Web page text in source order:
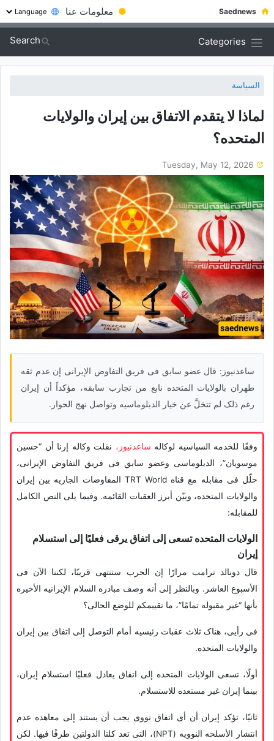
Saednews
● معلومات عنا
Categories
Search
السياسة
لماذا لا یتقدم الاتفاق بین إیران والولایات
المتحده؟
ساعدنیوز: قال عضو سابق فی فریق التفاوض الإیرانی إن عدم ثقه
طهران بالولایات المتحده نابع من تجارب سابقه، مؤکداً أن إیران
رغم ذلک لم تتخلَّ عن خیار الدبلوماسیه وتواصل نهج الحوار.
وفقًا للخدمه السیاسیه لوکاله ساعدنیوز، نقلت وکاله إرنا أن “حسین
موسویان”، الدبلوماسی وعضو سابق فی فریق التفاوض الإیرانی،
حلّل فی مقابله مع قناه TRT World المفاوضات الجاریه بین إیران
والولایات المتحده، وبیّن أبرز العقبات القائمه. وفیما یلی النص الکامل
للمقابله:
الولایات المتحده تسعى إلى اتفاق یرقى فعلیًا إلى استسلام
إیران
قال دونالد ترامب مرارًا إن الحرب ستنتهی قریبًا، لکننا الآن فی
الأسبوع العاشر. وبالنظر إلى أنه وصف مبادره السلام الإیرانیه الأخیره
بأنها “غیر مقبوله تمامًا”، ما تقییمکم للوضع الحالی؟
فی رأیی، هناک ثلاث عقبات رئیسیه أمام التوصل إلى اتفاق بین إیران
والولایات المتحده.
أولًا، تسعى الولایات المتحده إلى اتفاق یعادل فعلیًا استسلام إیران،
بینما إیران غیر مستعده للاستسلام.
ثانیًا، تؤکد إیران أن أی اتفاق نووی یجب أن یستند إلى معاهده عدم
انتشار الأسلحه النوویه (NPT)، التی تعد کلتا الدولتین طرفًا فیها. لکن